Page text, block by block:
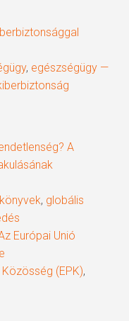
, egészségügy —
A
, globális
Európai Unió
(EPK),